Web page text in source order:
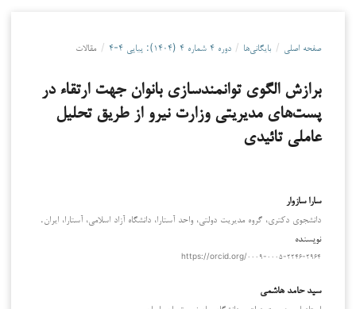
صفحه اصلی / بایگانی‌ها / دوره ۴ شماره ۴ (۱۴۰۴): پیاپی ۴-۴ / مقالات
برازش الگوی توانمندسازی بانوان جهت ارتقاء در
پست‌های مدیریتی وزارت نیرو از طریق تحلیل
عاملی تائیدی
سارا سازوار
دانشجوی دکتری، گروه مدیریت دولتی، واحد آستارا، دانشگاه آزاد اسلامی، آستارا، ایران.
نویسنده
https://orcid.org/۰۰۰۹-۰۰۰۵-۲۲۴۶-۲۹۶۴
سید حامد هاشمی